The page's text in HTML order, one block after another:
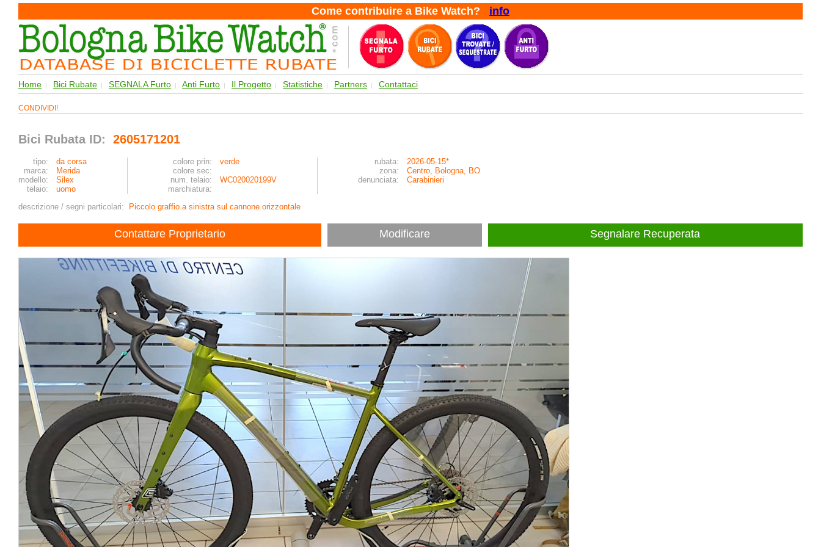
Come contribuire a Bike Watch? info
Home | Bici Rubate | SEGNALA Furto | Anti Furto | Il Progetto | Statistiche | Partners | Contattaci
CONDIVIDI!
Bici Rubata ID: 2605171201
tipo: da corsa colore prin: verde rubata:
2026-05-15*
marca:
Merida colore sec: zona:
Centro, Bologna, BO
modello:
Silex num. telaio: WC020020199V denunciata:
Carabinieri
telaio:
uomo
marchiatura:
descrizione / segni particolari:
Piccolo graffio a sinistra sul cannone orizzontale
Contattare Proprietario Modificare Segnalare Recuperata